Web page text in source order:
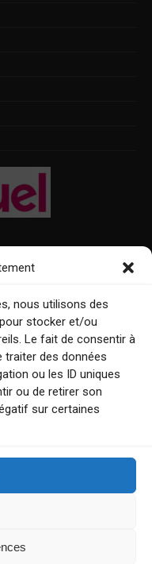
nous utilisons des
stocker et/ou
Le fait de consentir à
des données
ou les ID uniques
ou de retirer son
sur certaines
oû trouver Le Mensuel ?
en ligne
temps d’un week-end ou